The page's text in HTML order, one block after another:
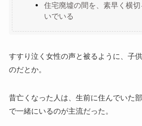
住宅廃墟の間を、素早く横
いでいる
すすり泣く女性の声と被るように、子
のだとか。
昔亡くなった人は、生前に住んでいた
で一緒にいるのが主流だった。